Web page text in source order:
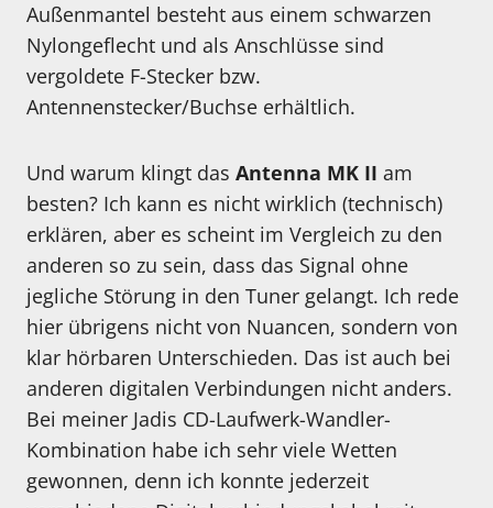
Außenmantel besteht aus einem schwarzen
Nylongeflecht und als Anschlüsse sind
vergoldete F-Stecker bzw.
Antennenstecker/Buchse erhältlich.
Und warum klingt das Antenna MK II am
besten? Ich kann es nicht wirklich (technisch)
erklären, aber es scheint im Vergleich zu den
anderen so zu sein, dass das Signal ohne
jegliche Störung in den Tuner gelangt. Ich rede
hier übrigens nicht von Nuancen, sondern von
klar hörbaren Unterschieden. Das ist auch bei
anderen digitalen Verbindungen nicht anders.
Bei meiner Jadis CD-Laufwerk-Wandler-
Kombination habe ich sehr viele Wetten
gewonnen, denn ich konnte jederzeit